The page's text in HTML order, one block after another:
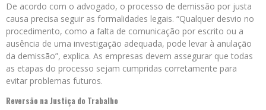
De acordo com o advogado, o processo de demissão por justa
causa precisa seguir as formalidades legais. “Qualquer desvio no
procedimento, como a falta de comunicação por escrito ou a
ausência de uma investigação adequada, pode levar à anulação
da demissão”, explica. As empresas devem assegurar que todas
as etapas do processo sejam cumpridas corretamente para
evitar problemas futuros.
Reversão na Justiça do Trabalho